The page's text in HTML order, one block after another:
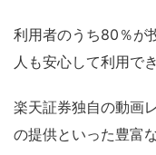
利用者のうち80％が
人も安心して利用で
楽天証券独自の動画
の提供といった豊富